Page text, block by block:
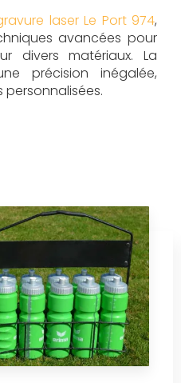
laser Le Port 974,
avancées pour
divers matériaux. La
précision inégalée,